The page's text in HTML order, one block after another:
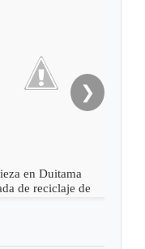
en Duitama
de reciclaje de
❯